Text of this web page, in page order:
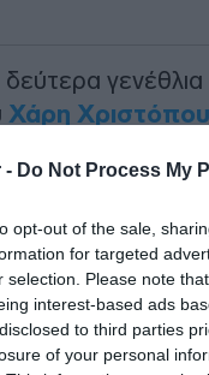
- Do Not Process My
opt-out of the sale,
for targeted
selection. Please note
interest-based ads
to third parties
of your personal
γενέθλια
Χάρη
πάρτι, γεμάτο
του μικρού
της
ήταν τα ζώα,